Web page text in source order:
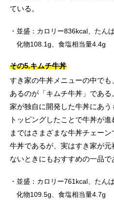
ている。
並盛：カロリー836kcal、たん
化物108.1g、食塩相当量4.4g
その5.キムチ牛丼
すき家の牛丼メニューの中で
あるのが「キムチ牛丼」であ
家が独自に開発した牛丼にあ
トッピングしたことで牛丼が
まではさまざまな牛丼チェー
牛丼であるが、実はすき家が
ないときにもおすすめの一品で
並盛：カロリー761kcal、たん
化物109.5g、食塩相当量4.7g